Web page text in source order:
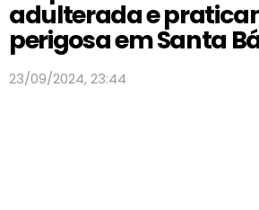
adulterada e
perigosa em Santa
23/09/2024, 23:44